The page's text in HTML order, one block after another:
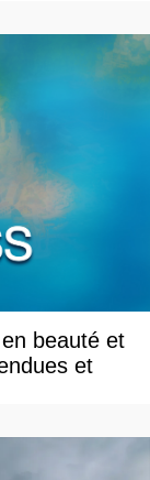
beauté et
et